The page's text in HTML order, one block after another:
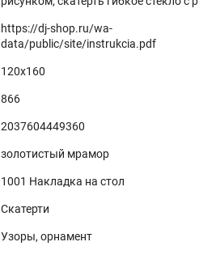
https://dj-shop.ru/wa-
data/public/site/instrukcia.pdf
120x160
866
2037604449360
золотистый мрамор
1001 Накладка на стол
Скатерти
Узоры, орнамент